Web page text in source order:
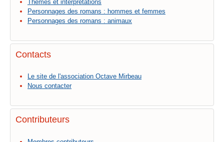
Thèmes et interprétations
Personnages des romans : hommes et femmes
Personnages des romans : animaux
Contacts
Le site de l'association Octave Mirbeau
Nous contacter
Contributeurs